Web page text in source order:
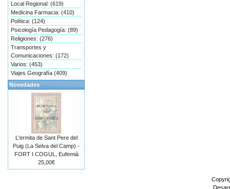
Local Regional: (619)
Medicina Farmacia: (410)
Política: (124)
Psicología Pedagogía: (89)
Religiones: (276)
Transportes y
Comunicaciones: (172)
Varios: (453)
Viajes Geografía (409)
Novedades
L'ermita de Sant Pere del
Puig (La Selva del Camp) -
FORT I COGUL, Eufemià
25,00€